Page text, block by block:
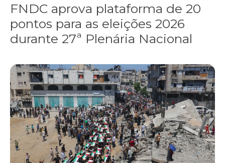
FNDC aprova plataforma de 20
pontos para as eleições 2026
durante 27ª Plenária Nacional
Gaza realiza funeral coletivo de 112 pessoas assassinadas por